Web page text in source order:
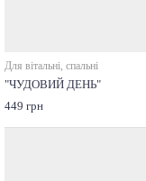
Для вітальні, спальні
"ЧУДОВИЙ ДЕНЬ"
449 грн